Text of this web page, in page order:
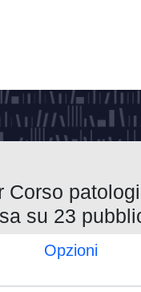
Corso
su 23
Opzioni